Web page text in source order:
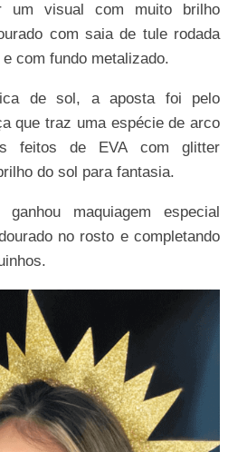
um visual com muito brilho
com saia de tule rodada
com fundo metalizado.
de sol, a aposta foi pelo
que traz uma espécie de arco
feitos de EVA com glitter
do sol para fantasia.
maquiagem especial
no rosto e completando